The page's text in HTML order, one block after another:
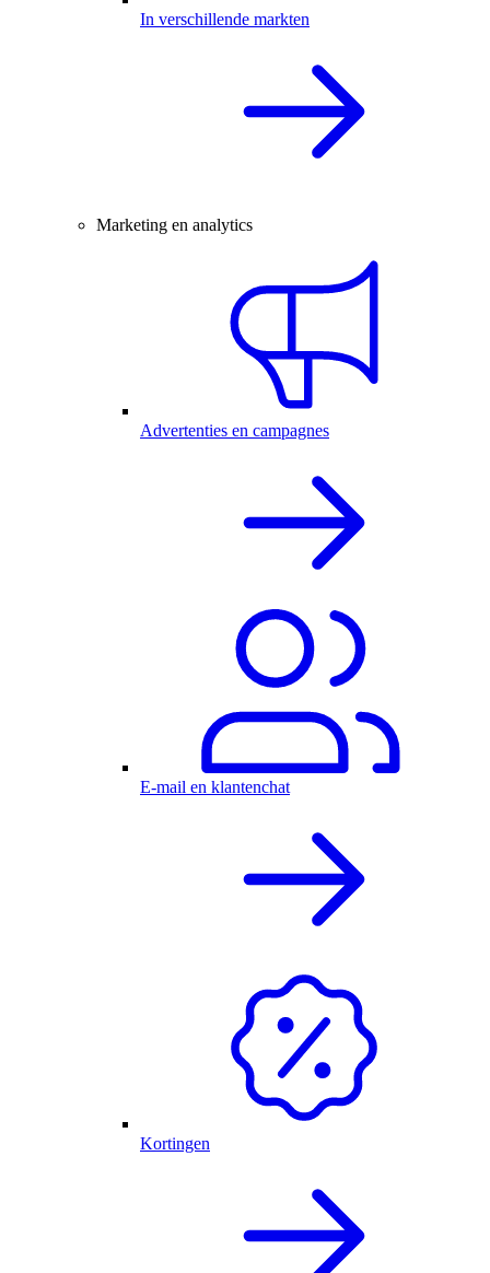
In verschillende markten
Marketing en analytics
Advertenties en campagnes
E-mail en klantenchat
Kortingen